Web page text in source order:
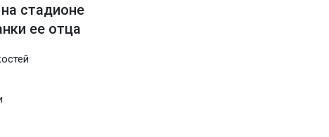
стадионе
ее отца